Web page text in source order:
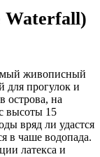
Waterfall)
живописный
для прогулок и
острова, на
высоты 15
вряд ли удастся
в чаше водопада.
латекса и